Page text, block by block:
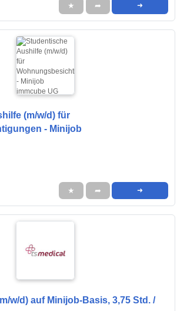
★ ➦ ➜
(m/w/d) für
- Minijob
★ ➦ ➜
w/d) auf Minijob-Basis, 3,75 Std. /